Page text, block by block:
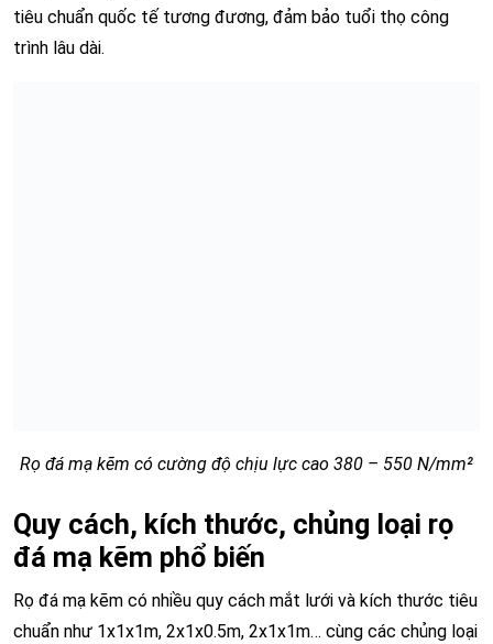
tiêu chuẩn quốc tế tương đương, đảm bảo tuổi thọ công
trình lâu dài.
Rọ đá mạ kẽm có cường độ chịu lực cao 380 – 550 N/mm²
Quy cách, kích thước, chủng loại rọ
đá mạ kẽm phổ biến
Rọ đá mạ kẽm có nhiều quy cách mắt lưới và kích thước tiêu
chuẩn như 1x1x1m, 2x1x0.5m, 2x1x1m… cùng các chủng loại